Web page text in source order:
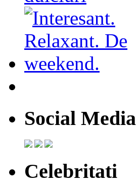
Social
Celebritati